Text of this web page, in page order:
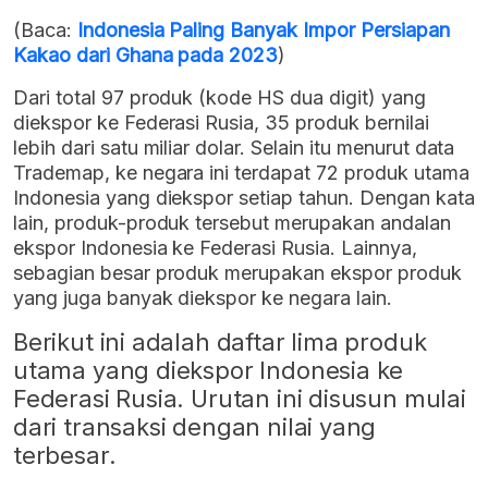
(Baca: Indonesia Paling Banyak Impor Persiapan
Kakao dari Ghana pada 2023)
Dari total 97 produk (kode HS dua digit) yang
diekspor ke Federasi Rusia, 35 produk bernilai
lebih dari satu miliar dolar. Selain itu menurut data
Trademap, ke negara ini terdapat 72 produk utama
Indonesia yang diekspor setiap tahun. Dengan kata
lain, produk-produk tersebut merupakan andalan
ekspor Indonesia ke Federasi Rusia. Lainnya,
sebagian besar produk merupakan ekspor produk
yang juga banyak diekspor ke negara lain.
Berikut ini adalah daftar lima produk
utama yang diekspor Indonesia ke
Federasi Rusia. Urutan ini disusun mulai
dari transaksi dengan nilai yang
terbesar.